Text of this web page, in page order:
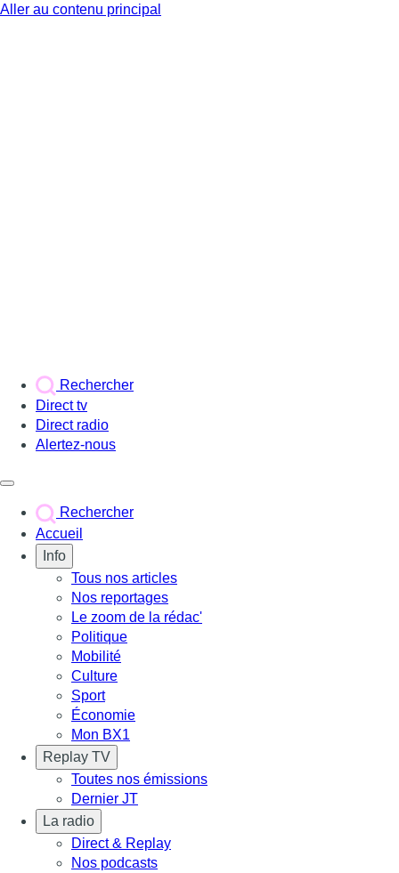
Aller au contenu principal
Rechercher
Direct tv
Direct radio
Alertez-nous
Rechercher
Accueil
Info
Tous nos articles
Nos reportages
Le zoom de la rédac'
Politique
Mobilité
Culture
Sport
Économie
Mon BX1
Replay TV
Toutes nos émissions
Dernier JT
La radio
Direct & Replay
Nos podcasts